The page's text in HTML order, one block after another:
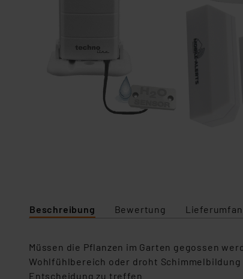
Beschreibung Bewertung
Müssen die Pflanzen im Garten gegossen
Wohlfühlbereich oder droht
Entscheidung zu treffen.